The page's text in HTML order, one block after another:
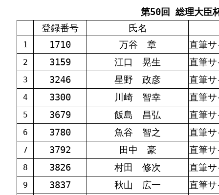
第50回 総理大臣
登録番号
氏名
1 1710 万谷 章 直筆
2 3159 江口 晃生 直筆
3 3246 星野 政彦 直筆
4 3300 川崎 智幸 直筆
5 3679 飯島 昌弘 直筆
6 3780 魚谷 智之 直筆
7 3792 田中 豪 直筆
8 3826 村田 修次 直筆
9 3837 秋山 広一 直筆